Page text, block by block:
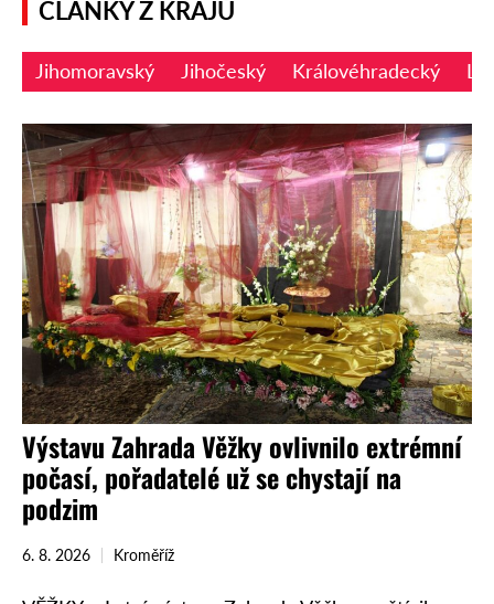
ČLÁNKY Z KRAJŮ
Jihomoravský Jihočeský Královéhradecký
Výstavu Zahrada Věžky ovlivnilo extrémní
počasí, pořadatelé už se chystají na
podzim
6. 8. 2026 Kroměříž